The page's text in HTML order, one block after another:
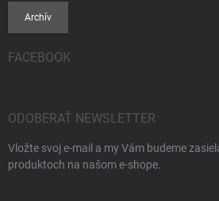
Archív
FACEBOOK
ODOBERAŤ NEWSLETTER
Vložte svoj e-mail a my Vám budeme
produktoch na našom e-shope.